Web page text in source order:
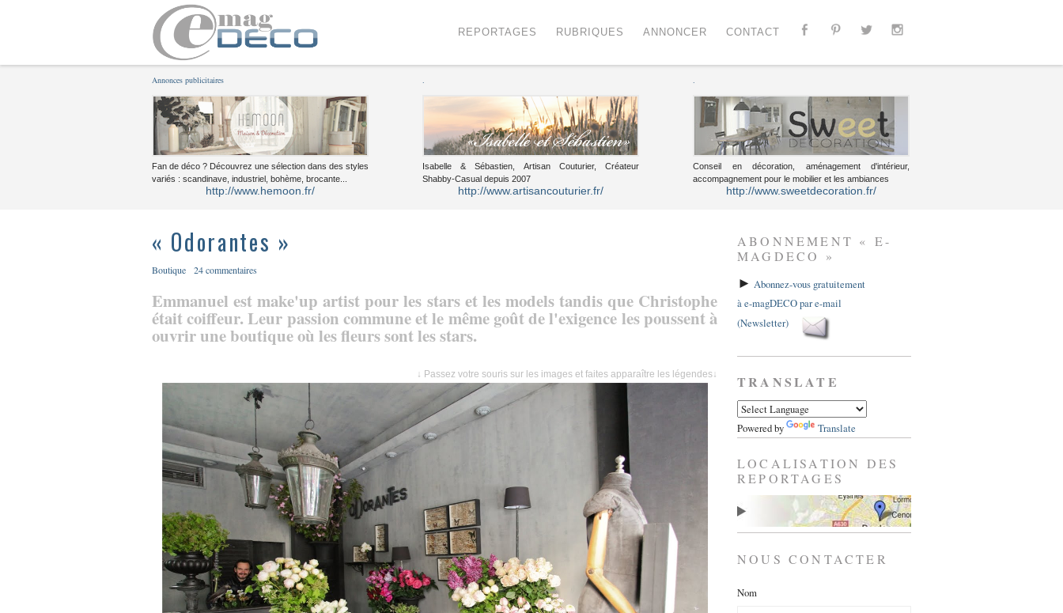
REPORTAGES RUBRIQUES ANNONCER CONTACT
Annonces publicitaires
Fan de déco ? Découvrez une sélection dans des styles
variés : scandinave, industriel, bohème, brocante...
http://www.hemoon.fr/
Isabelle & Sébastien, Artisan Couturier, Créateur
Shabby-Casual depuis 2007
http://www.artisancouturier.fr/
Conseil en décoration, aménagement d'intérieur,
accompagnement pour le mobilier et les ambiances
http://www.sweetdecoration.fr/
« Odorantes »
Boutique 24 commentaires
Emmanuel est make'up artist pour les stars et les models tandis que Christophe
était coiffeur. Leur passion commune et le même goût de l'exigence les poussent à
ouvrir une boutique où les fleurs sont les stars.
↓ Passez votre souris sur les images et faites apparaître les légendes↓
ABONNEMENT « E-
MAGDECO »
► Abonnez-vous gratuitement
à e-magDECO par e-mail
(Newsletter)
TRANSLATE
Powered by Translate
LOCALISATION DES
REPORTAGES
NOUS CONTACTER
Nom